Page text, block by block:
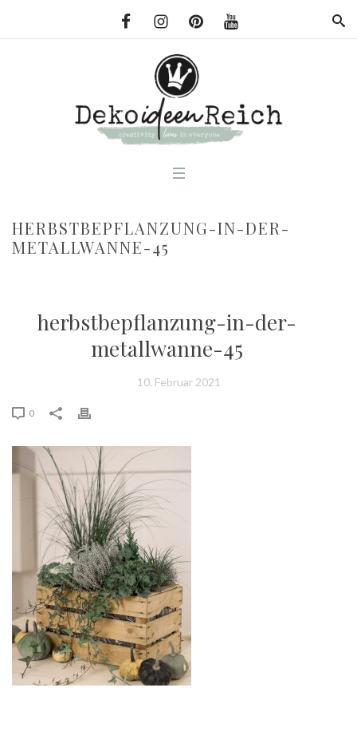
HERBSTBEPFLANZUNG-IN-DER-
METALLWANNE-45
herbstbepflanzung-in-der-
metallwanne-45
10. Februar 2021
0